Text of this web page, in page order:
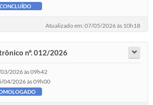
CONCLUÍDO
Atualizado em: 07/05/2026 às 10h18
nº. 012/2026
2026 às 09h42
04/2026 às 09h00